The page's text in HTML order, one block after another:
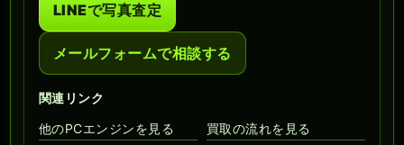
LINEで写真査定
メールフォームで相談する
関連リンク
他のPCエンジンを見る
買取の流れを見る